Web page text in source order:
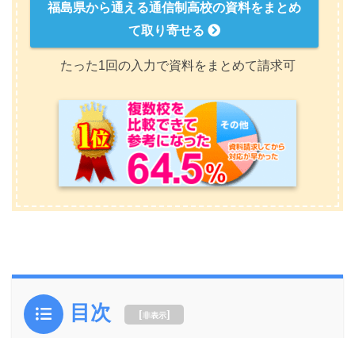
福島県から通える通信制高校の資料をまとめ
て取り寄せる
たった1回の入力で資料をまとめて請求可
目次 [非表示]